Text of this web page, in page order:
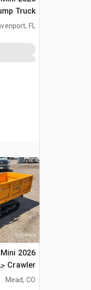
(Unused)
FL
Mini
Crawler جرار نقل (Unused)
Mead, CO